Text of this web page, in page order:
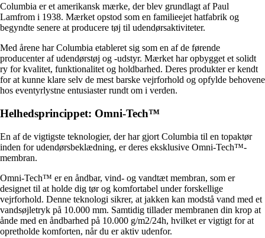
Columbia er et amerikansk mærke, der blev grundlagt af Paul
Lamfrom i 1938. Mærket opstod som en familieejet hatfabrik og
begyndte senere at producere tøj til udendørsaktiviteter.
Med årene har Columbia etableret sig som en af de førende
producenter af udendørstøj og -udstyr. Mærket har opbygget et solidt
ry for kvalitet, funktionalitet og holdbarhed. Deres produkter er kendt
for at kunne klare selv de mest barske vejrforhold og opfylde behovene
hos eventyrlystne entusiaster rundt om i verden.
Helhedsprincippet: Omni-Tech™
En af de vigtigste teknologier, der har gjort Columbia til en topaktør
inden for udendørsbeklædning, er deres eksklusive Omni-Tech™-
membran.
Omni-Tech™ er en åndbar, vind- og vandtæt membran, som er
designet til at holde dig tør og komfortabel under forskellige
vejrforhold. Denne teknologi sikrer, at jakken kan modstå vand med et
vandsøjletryk på 10.000 mm. Samtidig tillader membranen din krop at
ånde med en åndbarhed på 10.000 g/m2/24h, hvilket er vigtigt for at
opretholde komforten, når du er aktiv udenfor.